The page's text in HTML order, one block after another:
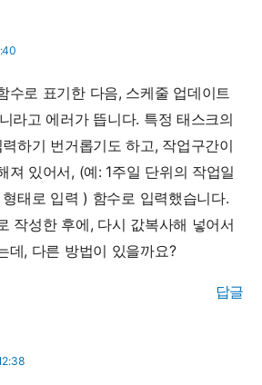
수로 표기한 다음, 스케줄 업데이트
라고 에러가 뜹니다. 특정 태스크의
하기 번거롭기도 하고, 작업구간이
져 있어서, (예: 1주일 단위의 작업일
태로 입력 ) 함수로 입력했습니다.
작성한 후에, 다시 값복사해 넣어서
데, 다른 방법이 있을까요?
답글